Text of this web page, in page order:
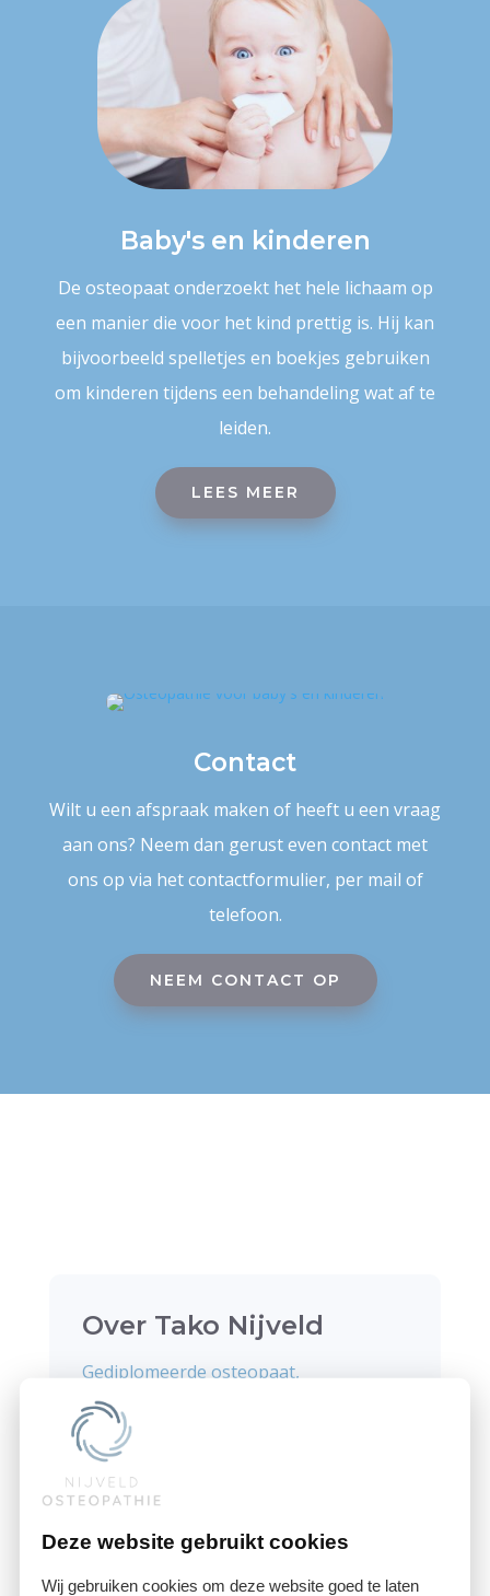
Baby's en kinderen
De osteopaat onderzoekt het hele lichaam op
een manier die voor het kind prettig is. Hij kan
bijvoorbeeld spelletjes en boekjes gebruiken
om kinderen tijdens een behandeling wat af te
leiden.
LEES MEER
Contact
Wilt u een afspraak maken of heeft u een vraag
aan ons? Neem dan gerust even contact met
ons op via het contactformulier, per mail of
telefoon.
NEEM CONTACT OP
Over Tako Nijveld
Gediplomeerde osteopaat,
fysiotherapeut en acupuncturist
Tako Nijveld is al sinds 1994 werkzaam
als gediplomeerd fysiotherapeut in zijn
voegde hij hier na een 5-jarige
Deze website gebruikt cookies
Wij gebruiken cookies om deze website goed te laten